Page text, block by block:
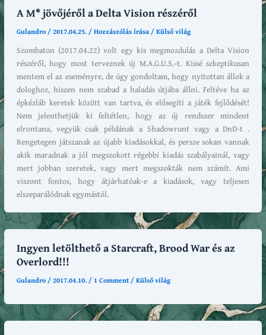
A M* jövőjéről a Delta Vision részéről
Gulandro /2017.04.25. /Hozzászólás írása /Külső világ
Szombaton (2017.04.22) volt egy kis megmozdulás a Delta Vision
részéről, hogy most terveznek új M.A.G.U.S.-t. Kissé szkeptikusan
mentem el az eseményre, de úgy gondoltam, hogy nyitottan állok a
dologhoz, hiszen nem szabad a haladás útjába állni. Feltéve ha az
épkézláb keretek között van tartva, és elősegíti a játék fejlődését!
Nem jelenthetjük ki feltétlen, hogy az új rendszer mindent
elrontana, vegyük csak példának a Shadowrunt vagy a DnD-t .
Rengetegen játszanak az újabb kiadásokkal, és persze sokan vannak
akik maradnak a jól megszokott régebbi kiadás szabályainál, vagy
mert jobban szeretek, vagy mert megszokták nem számít. Ami
viszont fontos, hogy átjárhatóak-e a kiadások, vagy teljesen
elszeparálódnak egymástól.
Ingyen letölthető a Starcraft, Brood War és az
Overlord!!!
Gulandro /2017.04.10. / 1 Comment /Külső világ